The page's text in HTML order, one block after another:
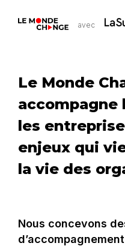
avec
Le Monde
les
enjeux qui
la vie des
Nous concevons